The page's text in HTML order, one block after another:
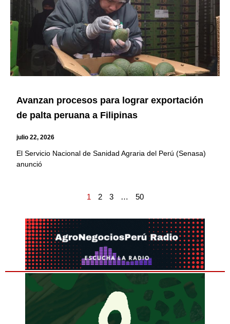
Avanzan procesos para lograr exportación
de palta peruana a Filipinas
julio 22, 2026
El Servicio Nacional de Sanidad Agraria del Perú (Senasa)
anunció
1 2 3 … 50